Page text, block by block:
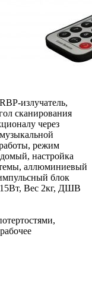
излучатель,
сканирования
через
режим
настройка
аллюминиевый
блок
15Вт, Вес 2кг, ДШВ